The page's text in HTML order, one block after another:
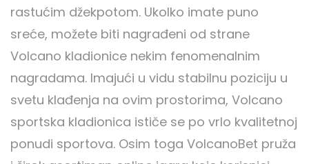
rastućim džekpotom. Ukolko imate puno
sreće, možete biti nagrađeni od strane
Volcano kladionice nekim fenomenalnim
nagradama. Imajući u vidu stabilnu poziciju u
svetu klađenja na ovim prostorima, Volcano
sportska kladionica ističe se po vrlo kvalitetnoj
ponudi sportova. Osim toga VolcanoBet pruža